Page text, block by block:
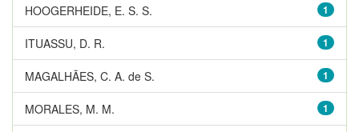
1
HOOGERHEIDE, E. S. S.
1
ITUASSU, D. R.
1
MAGALHÃES, C. A. de S.
1
MORALES, M. M.